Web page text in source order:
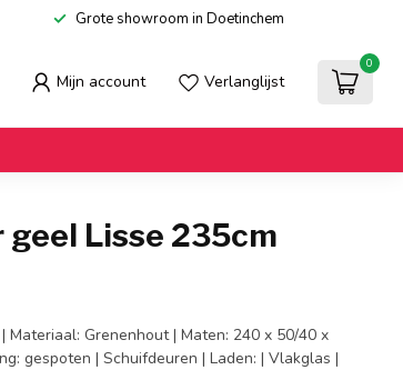
Grote showroom in Doetinchem
Mijn account Verlanglijst
0
Lisse 235cm
Grenenhout | Maten: 240 x 50/40 x
gespoten | Schuifdeuren | Laden: | Vlakglas |